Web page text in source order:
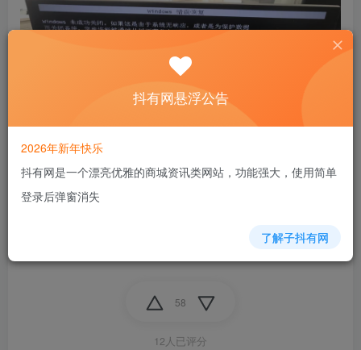
58
12人已评分
抖有网悬浮公告
2026年新年快乐
抖有网是一个漂亮优雅的商城资讯类网站，功能强大，使用简单
登录后弹窗消失
了解子抖有网